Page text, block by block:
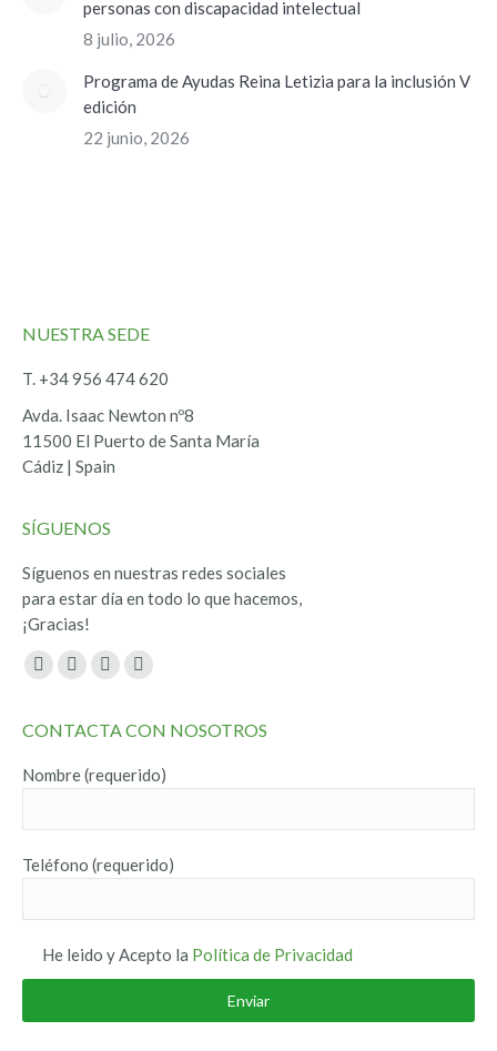
personas con discapacidad intelectual
8 julio, 2026
Programa de Ayudas Reina Letizia para la inclusión V
edición
22 junio, 2026
NUESTRA SEDE
T. +34 956 474 620
Avda. Isaac Newton nº8
11500 El Puerto de Santa María
Cádiz | Spain
SÍGUENOS
Síguenos en nuestras redes sociales
para estar día en todo lo que hacemos,
¡Gracias!
Encuéntranos en:
Facebook
opens
new
Twitter
opens
new
YouTube
opens
new
Instagram
opens
new
CONTACTA CON NOSOTROS
Nombre (requerido)
Teléfono (requerido)
He leido y Acepto la Política de Privacidad